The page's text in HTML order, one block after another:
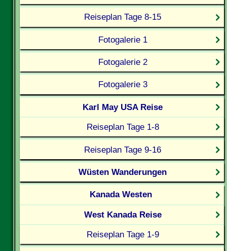
Reiseplan Tage 8-15
Fotogalerie 1
Fotogalerie 2
Fotogalerie 3
Karl May USA Reise
Reiseplan Tage 1-8
Reiseplan Tage 9-16
Wüsten Wanderungen
Kanada Westen
West Kanada Reise
Reiseplan Tage 1-9